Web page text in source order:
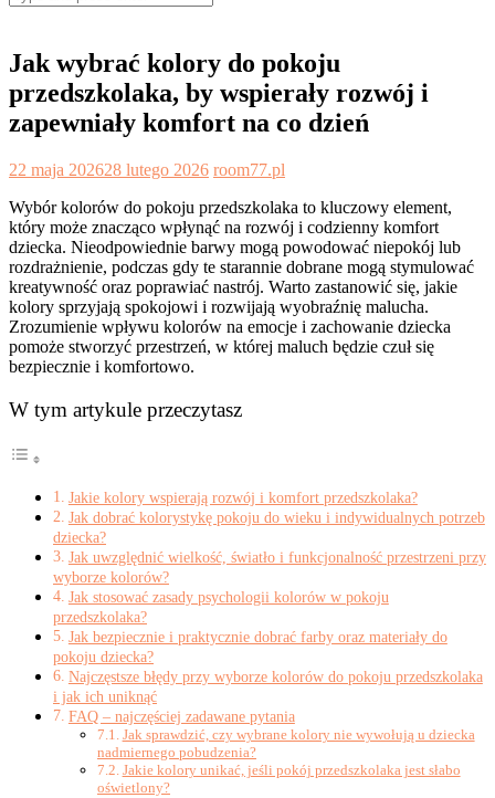
for:
Jak wybrać kolory do pokoju
przedszkolaka, by wspierały rozwój i
zapewniały komfort na co dzień
22 maja 202628 lutego 2026 room77.pl
Wybór kolorów do pokoju przedszkolaka to kluczowy element,
który może znacząco wpłynąć na rozwój i codzienny komfort
dziecka. Nieodpowiednie barwy mogą powodować niepokój lub
rozdrażnienie, podczas gdy te starannie dobrane mogą stymulować
kreatywność oraz poprawiać nastrój. Warto zastanowić się, jakie
kolory sprzyjają spokojowi i rozwijają wyobraźnię malucha.
Zrozumienie wpływu kolorów na emocje i zachowanie dziecka
pomoże stworzyć przestrzeń, w której maluch będzie czuł się
bezpiecznie i komfortowo.
W tym artykule przeczytasz
Jakie kolory wspierają rozwój i komfort przedszkolaka?
Jak dobrać kolorystykę pokoju do wieku i indywidualnych potrzeb
dziecka?
Jak uwzględnić wielkość, światło i funkcjonalność przestrzeni przy
wyborze kolorów?
Jak stosować zasady psychologii kolorów w pokoju
przedszkolaka?
Jak bezpiecznie i praktycznie dobrać farby oraz materiały do
pokoju dziecka?
Najczęstsze błędy przy wyborze kolorów do pokoju przedszkolaka
i jak ich uniknąć
FAQ – najczęściej zadawane pytania
Jak sprawdzić, czy wybrane kolory nie wywołują u dziecka
nadmiernego pobudzenia?
Jakie kolory unikać, jeśli pokój przedszkolaka jest słabo
oświetlony?